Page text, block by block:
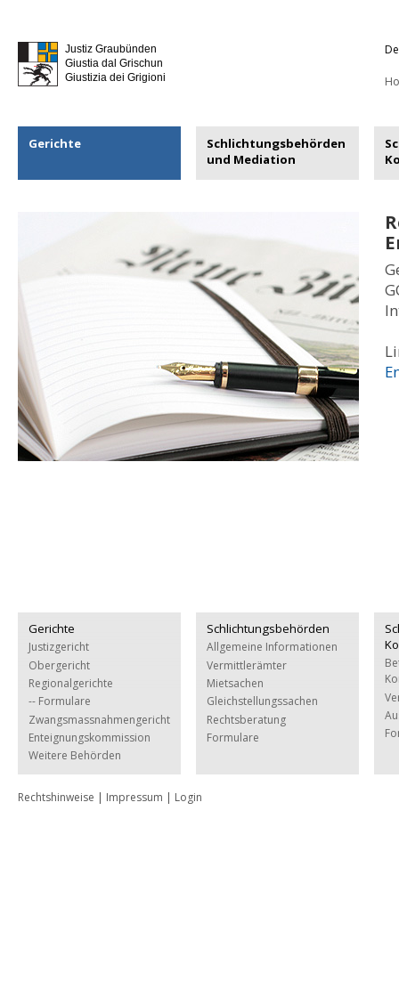
Justiz Graubünden
Giustia dal Grischun
Giustizia dei Grigioni
Gerichte
Schlichtungsbehörden
und Mediation
Gerichte
Justizgericht
Obergericht
Regionalgerichte
-- Formulare
Zwangsmassnahmengericht
Enteignungskommission
Weitere Behörden
Schlichtungsbehörden
Allgemeine Informationen
Vermittlerämter
Mietsachen
Gleichstellungssachen
Rechtsberatung
Formulare
Rechtshinweise | Impressum | Login